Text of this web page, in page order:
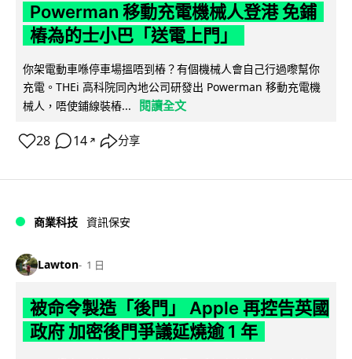
Powerman 移動充電機械人登港 免鋪
樁為的士小巴「送電上門」
你架電動車喺停車場搵唔到樁？有個機械人會自己行過嚟幫你
充電。THEi 高科院同內地公司研發出 Powerman 移動充電機
械人，唔使鋪線裝樁...
閱讀全文
28 14 ↗ 分享
商業科技 資訊保安
Lawton 1 日
被命令製造「後門」 Apple 再控告英國
政府 加密後門爭議延燒逾 1 年